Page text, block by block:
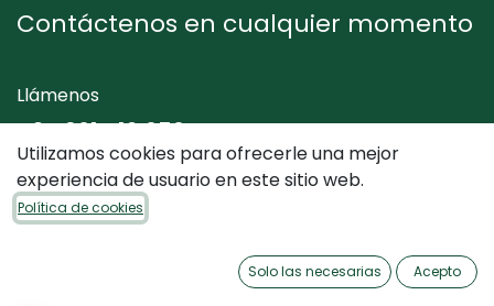
Contáctenos en cualquier momento
Llámenos
+34 961 412 050
Envíenos un mensaje
Utilizamos cookies para ofrecerle una mejor
experiencia de usuario en este sitio web.
Política de cookies
Solo las necesarias Acepto